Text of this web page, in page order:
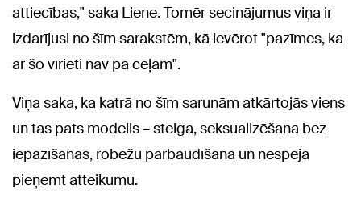
attiecības," saka Liene. Tomēr secinājumus viņa ir
izdarījusi no šīm sarakstēm, kā ievērot "pazīmes, ka
ar šo vīrieti nav pa ceļam".
Viņa saka, ka katrā no šīm sarunām atkārtojās viens
un tas pats modelis – steiga, seksualizēšana bez
iepazīšanās, robežu pārbaudīšana un nespēja
pieņemt atteikumu.